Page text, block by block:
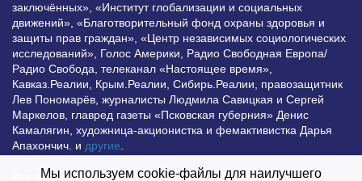
заключённых», «Институт глобализации и социальных
движений», «Благотворительный фонд охраны здоровья и
защиты прав граждан», «Центр независимых социологических
исследований», Голос Америки, Радио Свободная Европа/
Радио Свобода, телеканал «Настоящее время»,
Кавказ.Реалии, Крым.Реалии, Сибирь.Реалии, правозащитник
Лев Пономарёв, журналисты Людмила Савицкая и Сергей
Маркелов, главред газеты «Псковская губерния» Денис
Камалягин, художница-акционистка и фемактивистка Дарья
Апахончич. и другие.
Все права защищены и охраняются законом. Любое
Мы используем cookie-файлы для наилучшего